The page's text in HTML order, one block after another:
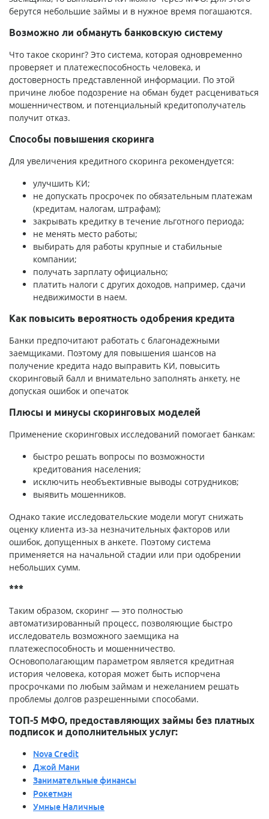
берутся небольшие займы и в нужное время погашаются.
Возможно ли обмануть банковскую систему
Что такое скоринг? Это система, которая одновременно
проверяет и платежеспособность человека, и
достоверность представленной информации. По этой
причине любое подозрение на обман будет расцениваться
мошенничеством, и потенциальный кредитополучатель
получит отказ.
Способы повышения скоринга
Для увеличения кредитного скоринга рекомендуется:
улучшить КИ;
не допускать просрочек по обязательным платежам
(кредитам, налогам, штрафам);
закрывать кредитку в течение льготного периода;
не менять место работы;
выбирать для работы крупные и стабильные
компании;
получать зарплату официально;
платить налоги с других доходов, например, сдачи
недвижимости в наем.
Как повысить вероятность одобрения кредита
Банки предпочитают работать с благонадежными
заемщиками. Поэтому для повышения шансов на
получение кредита надо выправить КИ, повысить
скоринговый балл и внимательно заполнять анкету, не
допуская ошибок и опечаток
Плюсы и минусы скоринговых моделей
Применение скоринговых исследований помогает банкам:
быстро решать вопросы по возможности
кредитования населения;
исключить необъективные выводы сотрудников;
выявить мошенников.
Однако такие исследовательские модели могут снижать
оценку клиента из-за незначительных факторов или
ошибок, допущенных в анкете. Поэтому система
применяется на начальной стадии или при одобрении
небольших сумм.
***
Таким образом, скоринг — это полностью
автоматизированный процесс, позволяющие быстро
исследователь возможного заемщика на
платежеспособность и мошенничество.
Основополагающим параметром является кредитная
история человека, которая может быть испорчена
просрочками по любым займам и нежеланием решать
проблемы долгов разрешенными способами.
ТОП-5 МФО, предоставляющих займы без платных
подписок и дополнительных услуг:
Nova Credit
Джой Мани
Занимательные финансы
Рокетмэн
Умные Наличные